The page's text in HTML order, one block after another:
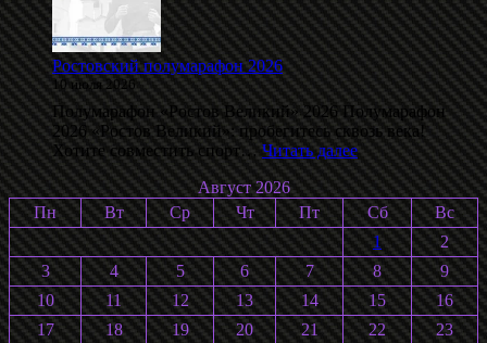
С.
Воробьёва
2026
Ростовский полумарафон 2026
10 июля 2026
Полумарафон «Ростов Великий» 2026 Полумарафон
2026 «Ростов Великий»: пробегитесь сквозь века!
Хотите совместить спорт…Читать далее:
Ростовский
полумарафон
2026
Август 2026
Пн
Вт Ср Чт Пт Сб
Вс
1
2
3
4 5 6 7 8
9
10
11 12 13 14 15
16
17
18 19 20 21 22
23